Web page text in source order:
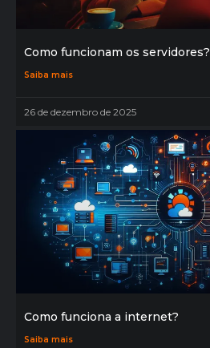
Como funcionam os servidores?
Saiba mais
26 de dezembro de 2025
Como funciona a internet?
Saiba mais